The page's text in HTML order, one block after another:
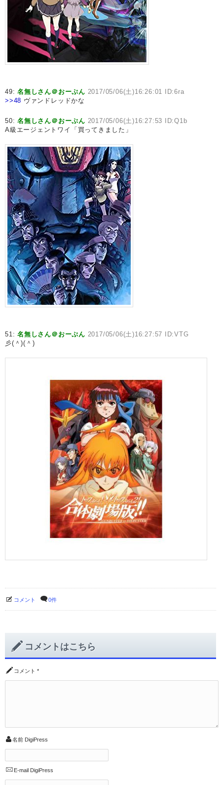
49:名無しさん＠おーぷん 2017/05/06(土)16:26:01 ID:6ra
>>48 ヴァンドレッドかな
50:名無しさん＠おーぷん 2017/05/06(土)16:27:53 ID:Q1b
A級エージェントワイ「買ってきました」
51:名無しさん＠おーぷん 2017/05/06(土)16:27:57 ID:VTG
彡(＾)(＾)
コメント 0件
コメントはこちら
コメント *
名前 DigiPress
E-mail DigiPress